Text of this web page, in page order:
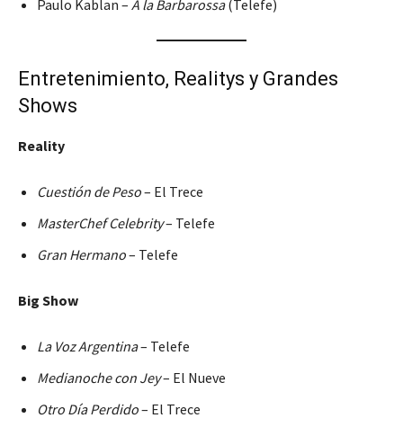
Paulo Kablan – A la Barbarossa(Telefe)
Entretenimiento, Realitys y Grandes
Shows
Reality
Cuestión de Peso– El Trece
MasterChef Celebrity– Telefe
Gran Hermano– Telefe
Big Show
La Voz Argentina– Telefe
Medianoche con Jey– El Nueve
Otro Día Perdido– El Trece